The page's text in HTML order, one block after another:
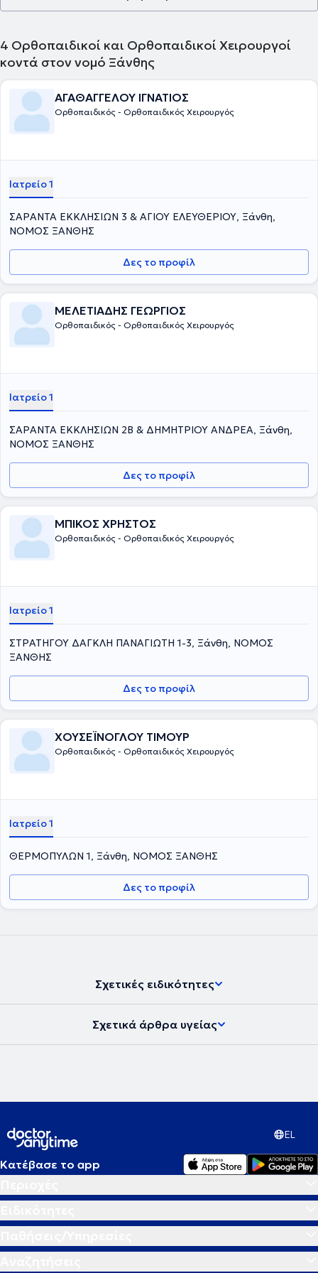
4 Ορθοπαιδικοί και Ορθοπαιδικοί Χειρουργοί
κοντά στον νομό Ξάνθης
ΑΓΑΘΑΓΓΕΛΟΥ ΙΓΝΑΤΙΟΣ
Ορθοπαιδικός - Ορθοπαιδικός Χειρουργός
Ιατρείο 1
ΣΑΡΑΝΤΑ ΕΚΚΛΗΣΙΩΝ 3 & ΑΓΙΟΥ ΕΛΕΥΘΕΡΙΟΥ, Ξάνθη,
ΝΟΜΟΣ ΞΑΝΘΗΣ
Δες το προφίλ
ΜΕΛΕΤΙΑΔΗΣ ΓΕΩΡΓΙΟΣ
Ορθοπαιδικός - Ορθοπαιδικός Χειρουργός
Ιατρείο 1
ΣΑΡΑΝΤΑ ΕΚΚΛΗΣΙΩΝ 2Β & ΔΗΜΗΤΡΙΟΥ ΑΝΔΡΕΑ, Ξάνθη,
ΝΟΜΟΣ ΞΑΝΘΗΣ
Δες το προφίλ
ΜΠΙΚΟΣ ΧΡΗΣΤΟΣ
Ορθοπαιδικός - Ορθοπαιδικός Χειρουργός
Ιατρείο 1
ΣΤΡΑΤΗΓΟΥ ΔΑΓΚΛΗ ΠΑΝΑΓΙΩΤΗ 1-3, Ξάνθη, ΝΟΜΟΣ
ΞΑΝΘΗΣ
Δες το προφίλ
ΧΟΥΣΕΪΝΟΓΛΟΥ ΤΙΜΟΥΡ
Ορθοπαιδικός - Ορθοπαιδικός Χειρουργός
Ιατρείο 1
ΘΕΡΜΟΠΥΛΩΝ 1, Ξάνθη, ΝΟΜΟΣ ΞΑΝΘΗΣ
Δες το προφίλ
Σχετικές ειδικότητες
Σχετικά άρθρα υγείας
EL
Κατέβασε το app